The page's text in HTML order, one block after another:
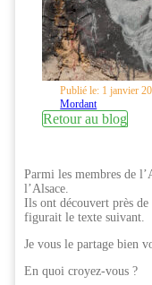
Publié le: 1 janvier
Mordant
Retour au blog
Parmi les membres de
l’Alsace.
Ils ont découvert près de
figurait le texte suivant.
Je vous le partage bien
En quoi croyez-vous ?